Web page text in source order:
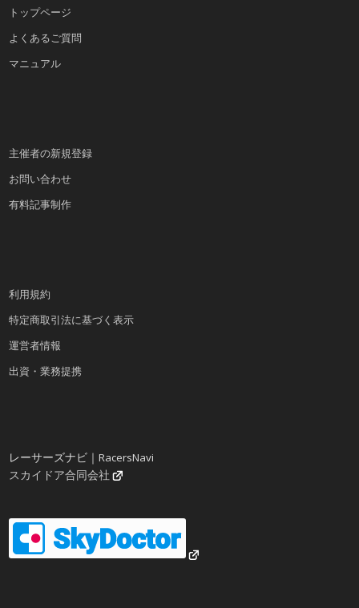
トップページ
よくあるご質問
マニュアル
主催者の新規登録
お問い合わせ
有料記事制作
利用規約
特定商取引法に基づく表示
運営者情報
出資・業務提携
レーサーズナビ｜RacersNavi
スカイドア合同会社